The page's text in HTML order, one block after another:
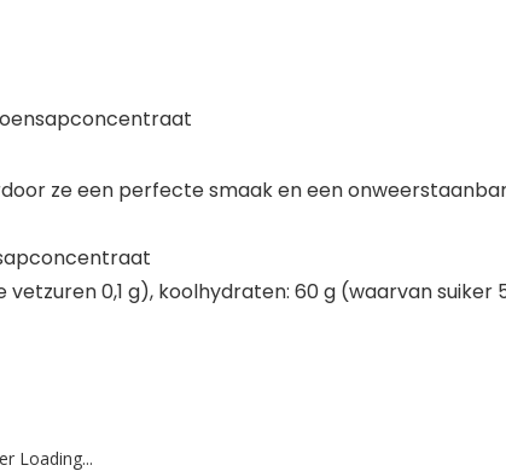
ze een perfecte smaak en een
0,1 g), koolhydraten: 60 g (waarvan suiker
Loading...